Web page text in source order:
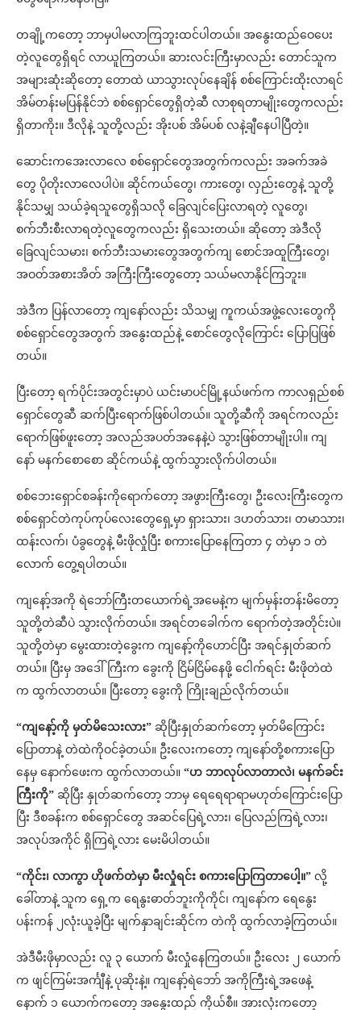
တချို့ကတော့ ဘာမှပါမလာကြဘူးထင်ပါတယ်။ အနွေးထည်ဝေပေး
တဲ့လူတွေရှိရင် လာယူကြတယ်။ ဆားလင်းကြီးမှာလည်း တောင်သူက
အများဆုံးဆိုတော့ တောထဲ ယာသွားလုပ်နေချိန် စစ်ကြောင်းထိုးလာရင်
အိမ်တန်းမပြန်နိုင်ဘဲ စစ်ရှောင်တွေရှိတဲ့ဆီ လာစုရတာမျိုးတွေကလည်း
ရှိတာကိုး။ ဒီလိုနဲ့ သူတို့လည်း အိုးပစ် အိမ်ပစ် လနဲ့ချီနေပါပြီတဲ့။
ဆောင်းကအေးလာလေ စစ်ရှောင်တွေအတွက်ကလည်း အခက်အခဲ
တွေ ပိုတိုးလာလေပါပဲ။ ဆိုင်ကယ်တွေ၊ ကားတွေ၊ လှည်းတွေနဲ့ သူတို့
နိုင်သမျှ သယ်ခဲ့ရသူတွေရှိသလို ခြေလျင်ပြေးလာရတဲ့ လူတွေ၊
စက်ဘီးစီးလာရတဲ့လူတွေကလည်း ရှိသေးတယ်။ ဆိုတော့ အဲဒီလို
ခြေလျင်သမား၊ စက်ဘီးသမားတွေအတွက်ကျ စောင်အထူကြီးတွေ၊
အဝတ်အစားအိတ် အကြီးကြီးတွေတော့ သယ်မလာနိုင်ကြဘူး။
အဲဒီက ပြန်လာတော့ ကျနော်လည်း သိသမျှ ကူကယ်အဖွဲ့လေးတွေကို
စစ်ရှောင်တွေအတွက် အနွေးထည်နဲ့ စောင်တွေလိုကြောင်း ပြောပြဖြစ်
တယ်။
ပြီးတော့ ရက်ပိုင်းအတွင်းမှာပဲ ယင်းမာပင်မြို့နယ်ဖက်က ကာလရှည်စစ်
ရှောင်တွေဆီ ဆက်ပြီးရောက်ဖြစ်ပါတယ်။ သူတို့ဆီကို အရင်ကလည်း
ရောက်ဖြစ်ဖူးတော့ အလည်အပတ်အနေနဲ့ပဲ သွားဖြစ်တာမျိုးပါ။ ကျ
နော် မနက်စောစော ဆိုင်ကယ်နဲ့ ထွက်သွားလိုက်ပါတယ်။
စစ်ဘေးရှောင်စခန်းကိုရောက်တော့ အဖွားကြီးတွေ၊ ဦးလေးကြီးတွေက
စစ်ရှောင်တဲကုပ်ကုပ်လေးတွေရှေ့မှာ ရှားသား၊ ဒဟတ်သား၊ တမာသား၊
ထန်းလက်၊ ပံခွတွေနဲ့ မီးဖိုလှုံပြီး စကားပြောနေကြတာ ၄ တဲမှာ ၁ တဲ
လောက် တွေ့ရပါတယ်။
ကျနော့်အကို ရဲဘော်ကြီးတယောက်ရဲ့အမေနဲ့က မျက်မှန်းတန်းမိတော့
သူတို့တဲဆီပဲ သွားလိုက်တယ်။ အရင်တခေါက်က ရောက်တဲ့အတိုင်းပဲ။
သူတို့တဲမှာ မွေးထားတဲ့ခွေးက ကျနော့်ကိုဟောင်ပြီး အရင်နှုတ်ဆက်
တယ်။ ပြီးမှ အဒေါ်ကြီးက ခွေးကို ငြိမ်ငြိမ်နေဖို့ ငေါက်ရင်း မီးဖိုတဲထဲ
က ထွက်လာတယ်။ ပြီးတော့ ခွေးကို ကြိုးချည်လိုက်တယ်။
“ကျနော့်ကို မှတ်မိသေးလား” ဆိုပြီးနှုတ်ဆက်တော့ မှတ်မိကြောင်း
ပြောတာနဲ့ တဲထဲကိုဝင်ခဲ့တယ်။ ဦးလေးကတော့ ကျနော်တို့စကားပြော
နေမှ နောက်ဖေးက ထွက်လာတယ်။ “ဟ ဘာလုပ်လာတာလဲ၊ မနက်ခင်း
ကြီးကို” ဆိုပြီး နှုတ်ဆက်တော့ ဘာမှ ရေရေရာရာမဟုတ်ကြောင်းပြော
ပြီး ဒီစခန်းက စစ်ရှောင်တွေ အဆင်ပြေရဲ့လား၊ ပြေလည်ကြရဲ့လား၊
အလုပ်အကိုင် ရှိကြရဲ့လား မေးမိပါတယ်။
“ကိုင်း၊ လာကွာ ဟိုဖက်တဲမှာ မီးလှုံရင်း စကားပြောကြတာပေါ့။” လို့
ခေါ်တာနဲ့ သူက ရှေ့က ရေနွးဓာတ်ဘူးကိုကိုင်၊ ကျနော်က ရေနွေး
ပန်းကန် ၂လုံးယူခဲ့ပြီး မျက်နှာချင်းဆိုင်က တဲကို ထွက်လာခဲ့ကြတယ်။
အဲဒီမီးဖိုမှာလည်း လူ ၃ ယောက် မီးလှုံနေကြတယ်။ ဦးလေး ၂ ယောက်
က ဖျင်ကြမ်းအင်္ကျီနဲ့ ပုဆိုးနဲ့။ ကျနော့်ရဲဘော် အကိုကြီးရဲ့အဖေနဲ့
နောက် ၁ ယောက်ကတော့ အနွေးထည် ကိုယ်စီ။ အားလုံးကတော့